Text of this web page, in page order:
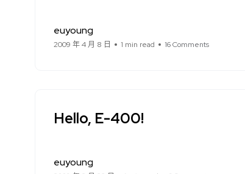
euyoung
2009 年 4 月 8 日 1 min read 16 Comments
Hello, E-400!
euyoung